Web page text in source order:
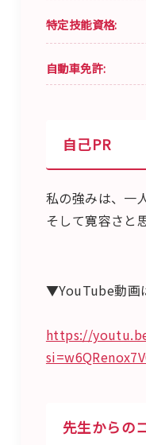
特定技能資格:
自動車免許:
自己PR
私の強みは、一
そして寛容さと
▼YouTube動画
https://
先生からの